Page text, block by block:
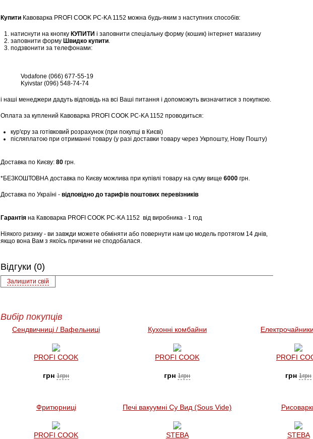
Купити Кавоварка PROFI COOK PC-KA 1152 можна будь-яким з наступних способів:
натиснути на кнопку КУПИТИ і заповнити спеціальну форму (кошик) інтернет магазину
заповнити форму Швидко купити.
подзвонити за телефонами:
Vodafone (066) 677-55-19
Kyivstar (096) 548-74-74
і наші менеджери дадуть відповідь на всі Ваші питання і допоможуть визначитися з покупкою.
Оплата за куплений Кавоварка PROFI COOK PC-KA 1152 проводиться:
кур'єру за готівковий розрахунок (при покупці в Києві)
післяплатою при отриманні товару (у разі доставки товару через Укрпошту, Нову Пошту)
Доставка по Києву: 80 грн.
*БЕЗКОШТОВНА доставка по Києву можлива при купівлі товару на суму вище 6000 грн.
Доставка по Україні - відповідно до тарифів поштових перевізників
Гарантія на Кавоварка PROFI COOK PC-KA 1152 від виробника - 1 год
Ніякого ризику - ви завжди можете обміняти або повернути нам цю модель протягом 14 днів,
якщо вона Вам з якоїсь причини не сподобалася.
Відгуки (0)
Залишити свій
Вибір покупців
Сендвичниці / Вафельниці
PROFI COOK
грн 1грн
Кухонні комбайни
PROFI COOK
грн 1грн
PROFI
грн 1грн
Фритюрниці
PROFI COOK
Печі вакуумні Су Вид (Sous Vide)
STEBA STEBA